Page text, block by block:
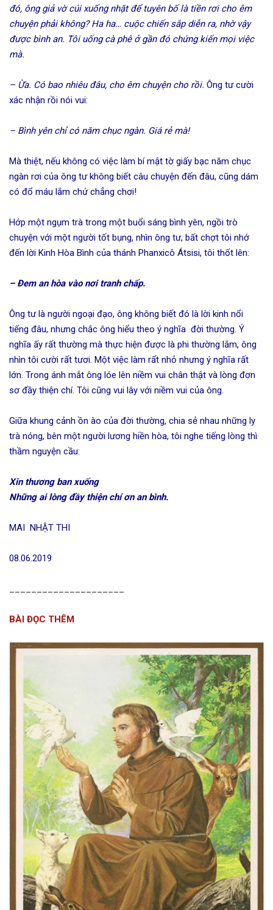
đó, ông giả vờ cúi xuống nhặt để tuyên bố là tiền rơi cho êm
chuyện phải không? Ha ha… cuộc chiến sắp diễn ra, nhờ vậy
được bình an. Tôi uống cà phê ở gần đó chứng kiến mọi việc
mà.
– Ừa. Có bao nhiêu đâu, cho êm chuyện cho rồi. Ông tư cười
xác nhận rồi nói vui:
– Bình yên chỉ có năm chục ngàn. Giá rẻ mà!
Mà thiệt, nếu không có việc làm bí mật tờ giấy bạc năm chục
ngàn rơi của ông tư không biết câu chuyện đến đâu, cũng dám
có đổ máu lắm chứ chẳng chơi!
Hớp một ngụm trà trong một buổi sáng bình yên, ngồi trò
chuyện với một người tốt bụng, nhìn ông tư, bất chợt tôi nhớ
đến lời Kinh Hòa Bình của thánh Phanxicô Átsisi, tôi thốt lên:
– Đem an hòa vào nơi tranh chấp.
Ông tư là người ngoại đạo, ông không biết đó là lời kinh nổi
tiếng đâu, nhưng chắc ông hiểu theo ý nghĩa đời thường. Ý
nghĩa ấy rất thường mà thực hiện được là phi thường lắm, ông
nhìn tôi cười rất tươi. Một việc làm rất nhỏ nhưng ý nghĩa rất
lớn. Trong ánh mắt ông lóe lên niềm vui chân thật và lòng đơn
sơ đầy thiện chí. Tôi cũng vui lây với niềm vui của ông.
Giữa khung cảnh ồn ào của đời thường, chia sẻ nhau những ly
trà nóng, bên một người lương hiền hòa, tôi nghe tiếng lòng thì
thầm nguyện cầu:
Xin thương ban xuống
Những ai lòng đầy thiện chí ơn an bình.
MAI NHẬT THI
08.06.2019
BÀI ĐỌC THÊM